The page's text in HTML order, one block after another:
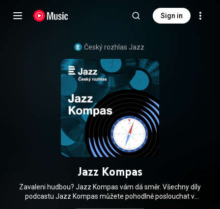
Sign in
Český rozhlas Jazz
Jazz Kompas
Zavaleni hudbou? Jazz Kompas vám dá směr. Všechny díly
podcastu Jazz Kompas můžete pohodlně poslouchat v